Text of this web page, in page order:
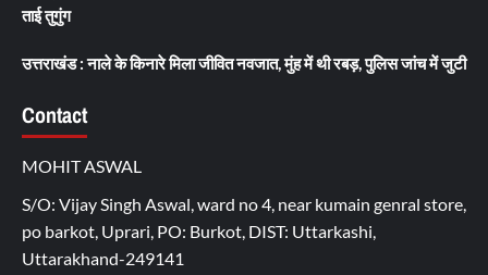
ताई तुगुंग
उत्तराखंड : नाले के किनारे मिला जीवित नवजात, मुंह में थी रबड़, पुलिस जांच में जुटी
Contact
MOHIT ASWAL
S/O: Vijay Singh Aswal, ward no 4, near kumain genral store,
po barkot, Uprari, PO: Burkot, DIST: Uttarkashi,
Uttarakhand-249141